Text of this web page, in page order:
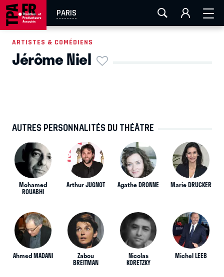
PARIS
AIX-MARSEILLE LA ROCHELLE
EN TOURNÉE
ARTISTES & COMÉDIENS
Jérôme Niel
AUTRES PERSONNALITÉS DU THÉÂTRE
Mohamed
ROUABHI
Arthur JUGNOT Agathe DRONNE Marie DRUCKER
Ahmed MADANI Zabou
BREITMAN
Nicolas
KORETZKY
Michel LEEB